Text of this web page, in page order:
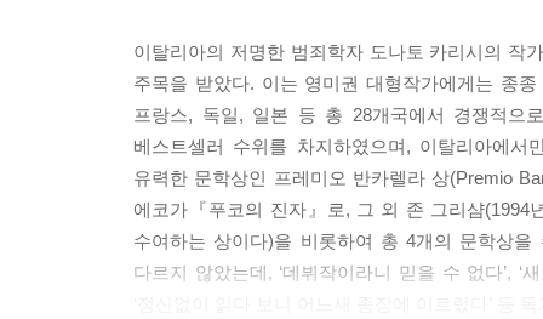
이탈리아의 저명한 범죄학자 도나토 카리시의 작
주목을 받았다. 이는 영미권 대형작가에게는 종
프랑스, 독일, 일본 등 총 28개국에서 경쟁적
베스트셀러 수위를 차지하였으며, 이탈리아에
유력한 문학상인 프레미오 반카렐라 상(Premio
에코가『푸코의 진자』로, 그 외 존 그리샴(1994
수여하는 상이다)을 비롯하여 총 4개의 문학상
다르지 않았는데, ‘데뷔작이라니 믿을 수 없다’, ‘